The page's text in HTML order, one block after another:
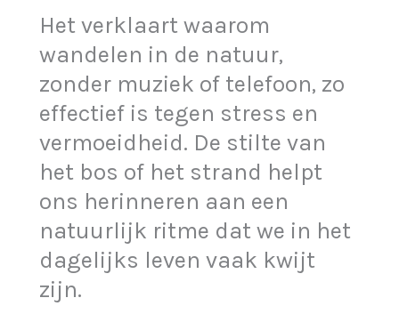
Het verklaart waarom
wandelen in de natuur,
zonder muziek of telefoon, zo
effectief is tegen stress en
vermoeidheid. De stilte van
het bos of het strand helpt
ons herinneren aan een
natuurlijk ritme dat we in het
dagelijks leven vaak kwijt
zijn.